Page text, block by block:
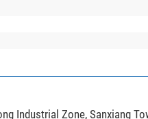
Industrial Zone, Sanxiang